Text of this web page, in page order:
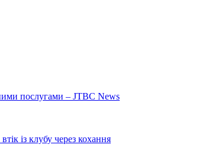
послугами – JTBC News
із клубу через кохання